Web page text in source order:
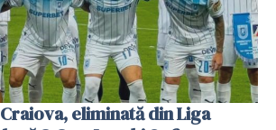
eliminată din Liga